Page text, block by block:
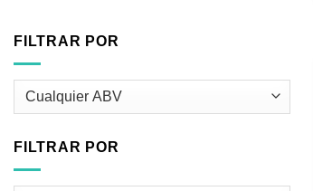
FILTRAR POR
FILTRAR POR